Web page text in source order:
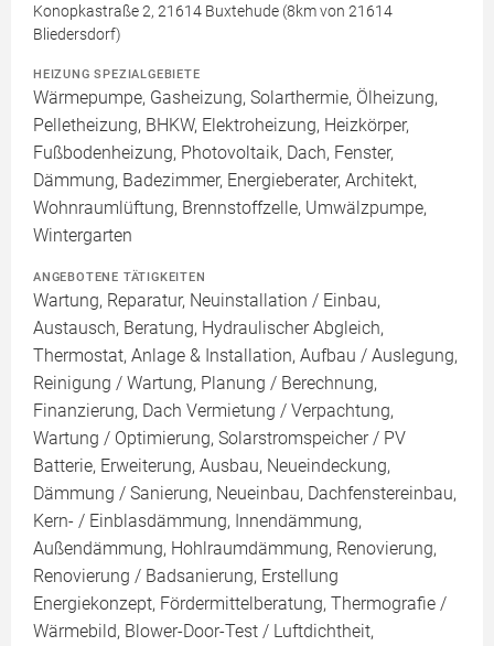
Konopkastraße 2, 21614 Buxtehude (8km von 21614
Bliedersdorf)
HEIZUNG SPEZIALGEBIETE
Wärmepumpe, Gasheizung, Solarthermie, Ölheizung,
Pelletheizung, BHKW, Elektroheizung, Heizkörper,
Fußbodenheizung, Photovoltaik, Dach, Fenster,
Dämmung, Badezimmer, Energieberater, Architekt,
Wohnraumlüftung, Brennstoffzelle, Umwälzpumpe,
Wintergarten
ANGEBOTENE TÄTIGKEITEN
Wartung, Reparatur, Neuinstallation / Einbau,
Austausch, Beratung, Hydraulischer Abgleich,
Thermostat, Anlage & Installation, Aufbau / Auslegung,
Reinigung / Wartung, Planung / Berechnung,
Finanzierung, Dach Vermietung / Verpachtung,
Wartung / Optimierung, Solarstromspeicher / PV
Batterie, Erweiterung, Ausbau, Neueindeckung,
Dämmung / Sanierung, Neueinbau, Dachfenstereinbau,
Kern- / Einblasdämmung, Innendämmung,
Außendämmung, Hohlraumdämmung, Renovierung,
Renovierung / Badsanierung, Erstellung
Energiekonzept, Fördermittelberatung, Thermografie /
Wärmebild, Blower-Door-Test / Luftdichtheit,